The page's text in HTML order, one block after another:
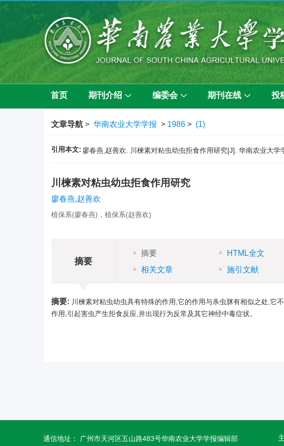
首页 期刊介绍 编委会 期刊在线 投
文章导航 > 华南农业大学学报 > 1986 > (1)
引用本文: 廖春燕,赵善欢. 川楝素对粘虫幼虫拒食作用研究[J]. 华南农业大学
川楝素对粘虫幼虫拒食作用研究
廖春燕,赵善欢
植保系(廖春燕)，植保系(赵善欢)
摘要
摘要 HTML全文
相关文章
施引文献
摘要: 川楝素对粘虫幼虫具有特殊的作用,它的作用与杀虫脒有相似之处,它
作用,引起害虫产生拒食反应,并出现行为反常及其它神经中毒症状。
通信地址： 广州市天河区五山路483号华南农业大学学报编辑部